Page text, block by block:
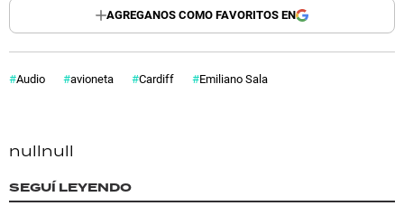
AGREGANOS COMO FAVORITOS EN
Audio avioneta Cardiff Emiliano Sala
nullnull
SEGUÍ LEYENDO